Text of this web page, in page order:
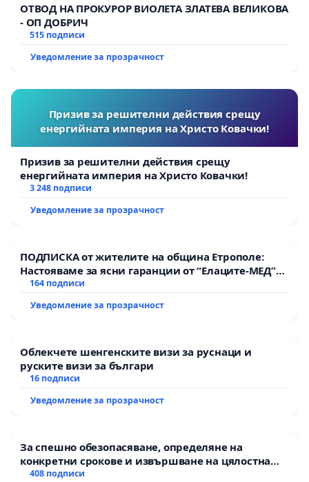
ОТВОД НА ПРОКУРОР ВИОЛЕТА ЗЛАТЕВА ВЕЛИКОВА
- ОП ДОБРИЧ
515 подписи
Уведомление за прозрачност
Призив за решителни действия срещу
енергийната империя на Христо Ковачки!
Призив за решителни действия срещу
енергийната империя на Христо Ковачки!
3 248 подписи
Уведомление за прозрачност
ПОДПИСКА от жителите на община Етрополе:
Настояваме за ясни гаранции от “Елаците-МЕД”
АД и от държавата, че ще се изпълнят всички
164 подписи
Уведомление за прозрачност
Облекчете шенгенските визи за руснаци и
руските визи за българи
16 подписи
Уведомление за прозрачност
За спешно обезопасяване, определяне на
конкретни срокове и извършване на цялостна
рехабилитация на републиканския път между
408 подписи